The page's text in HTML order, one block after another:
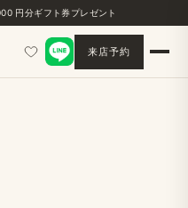
円分ギフト券プレゼント
来店予約